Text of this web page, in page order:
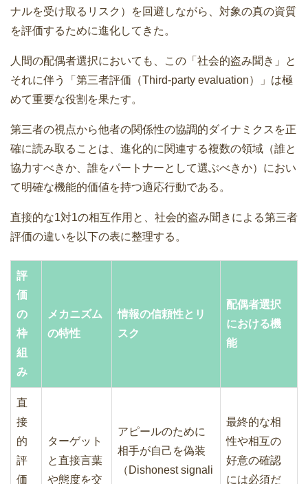
ナルを受け取るリスク）を回避しながら、対象の真の資質
を評価するために進化してきた。
人間の配偶者選択においても、この「社会的盗み聞き」と
それに伴う「第三者評価（Third-party evaluation）」は極
めて重要な役割を果たす。
第三者の視点から他者の関係性の協調的ダイナミクスを正
確に読み取ることは、進化的に関連する複数の領域（誰と
協力すべきか、誰をパートナーとして選ぶべきか）におい
て明確な機能的価値を持つ適応行動である。
直接的な1対1の相互作用と、社会的盗み聞きによる第三者
評価の違いを以下の表に整理する。
評
価
の
枠
組
み
メカニズム
の特性
情報の信頼性とリ
スク
配偶者選択
における機
能
直
接
的
評
価
ターゲット
と直接言葉
や態度を交
アピールのために
相手が自己を偽装
（Dishonest signali
最終的な相
性や相互の
好意の確認
には必須だ